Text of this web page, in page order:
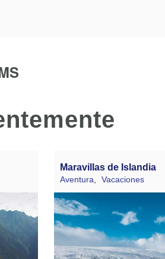
Maravillas de Islandia
Aventura Vacaciones